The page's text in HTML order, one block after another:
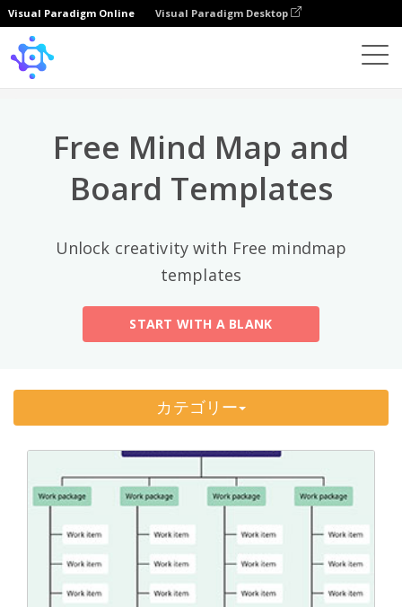
Visual Paradigm Online Visual Paradigm Desktop
Free Mind Map and
Board Templates
Unlock creativity with Free mindmap
templates
START WITH A BLANK
×
General
Mind Map
Organizational Chart (11)
Brace Map (11)
Timeline (11)
Bubble Map (3)
Breakdown Structure
Project Management
カテゴリー